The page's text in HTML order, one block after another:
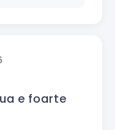
e foarte